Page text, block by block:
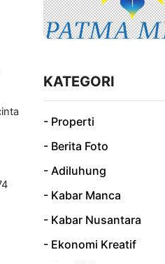
KATEGORI
- Properti
- Berita Foto
- Adiluhung
- Kabar Manca
- Kabar Nusantara
- Ekonomi Kreatif